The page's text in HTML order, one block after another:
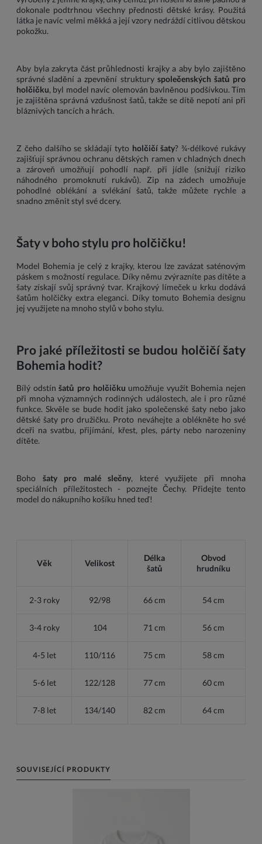
dokonale podtrhnou všechny přednosti dětské krásy. Použitá
látka je navíc velmi měkká a její vzory nedráždí citlivou dětskou
pokožku.
Aby byla zakryta část průhlednosti krajky a aby bylo zajištěno
správné sladění a zpevnění struktury společenských šatů pro
holčičku, byl model navíc olemován bavlněnou podšívkou. Tím
je zajištěna správná vzdušnost šatů, takže se dítě nepotí ani při
bláznivých tancích a hrách.
Z čeho dalšího se skládají tyto holčičí šaty? ¾-délkové rukávy
zajišťují správnou ochranu dětských ramen v chladných dnech
a zároveň umožňují pohodlí např. při jídle (snižují riziko
náhodného promoknutí rukávů). Zip na zádech umožňuje
pohodlné oblékání a svlékání šatů, takže můžete rychle a
snadno změnit styl své dcery.
Šaty v boho stylu pro holčičku!
Model Bohemia je celý z krajky, kterou lze zavázat saténovým
páskem s možností regulace. Díky němu zvýrazníte pas dítěte a
šaty získají svůj správný tvar. Krajkový límeček u krku dodává
šatům holčičky extra eleganci. Díky tomuto Bohemia designu
jej využijete na mnoho stylů v boho stylu.
Pro jaké příležitosti se budou holčičí šaty
Bohemia hodit?
Bílý odstínšatů pro holčičku umožňuje využít Bohemia nejen
při mnoha významných rodinných událostech, ale i pro různé
funkce. Skvěle se bude hodit jako společenské šaty nebo jako
dětské šaty pro družičku. Proto neváhejte a oblékněte ho své
dceři na svatbu, přijímání, křest, ples, párty nebo narozeniny
dítěte.
Boho šaty pro malé slečny, které využijete při mnoha
speciálních příležitostech - poznejte Čechy. Přidejte tento
model do nákupního košíku hned teď!
Věk Velikost
Délka
šatů
Obvod
hrudníku
2-3 roky 92/98 66 cm 54 cm
3-4 roky 104 71 cm 56 cm
4-5 let 110/116 75 cm 58 cm
5-6 let 122/128 77 cm 60 cm
7-8 let 134/140 82 cm 64 cm
SOUVISEJÍCÍ PRODUKTY